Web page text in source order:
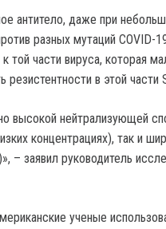
антитело, даже при
разных мутаций COVID-
той части вируса, которая
в этой части
высокой нейтрализующей
концентрациях), так и
– заявил руководитель
ученые